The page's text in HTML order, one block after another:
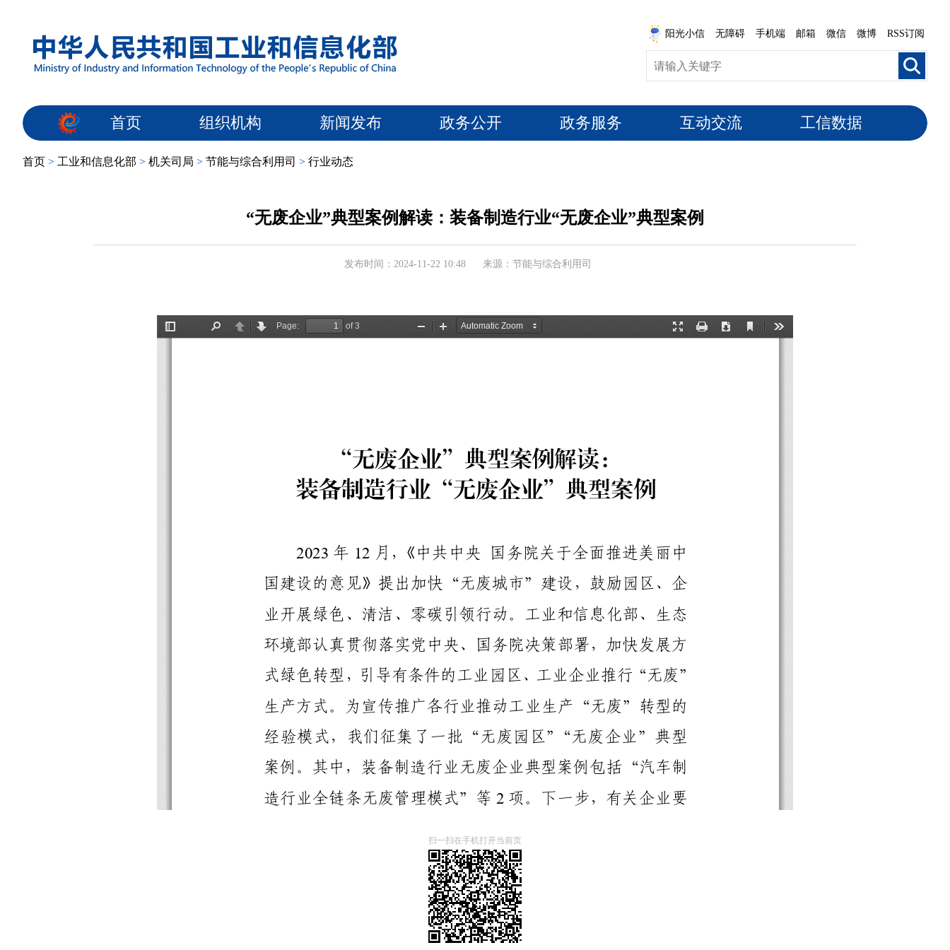
阳光小信 无障碍 手机端 邮箱 微信 微博 RSS订阅
首页 组织机构 新闻发布 政务公开 政务服务 互动交流 工信数据
首页 > 工业和信息化部 > 机关司局 > 节能与综合利用司 > 行业动态
“无废企业”典型案例解读：装备制造行业“无废企业”典型案例
发布时间：2024-11-22 10:48 来源：节能与综合利用司
扫一扫在手机打开当前页